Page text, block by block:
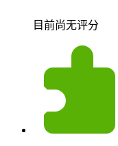
目前尚无评分